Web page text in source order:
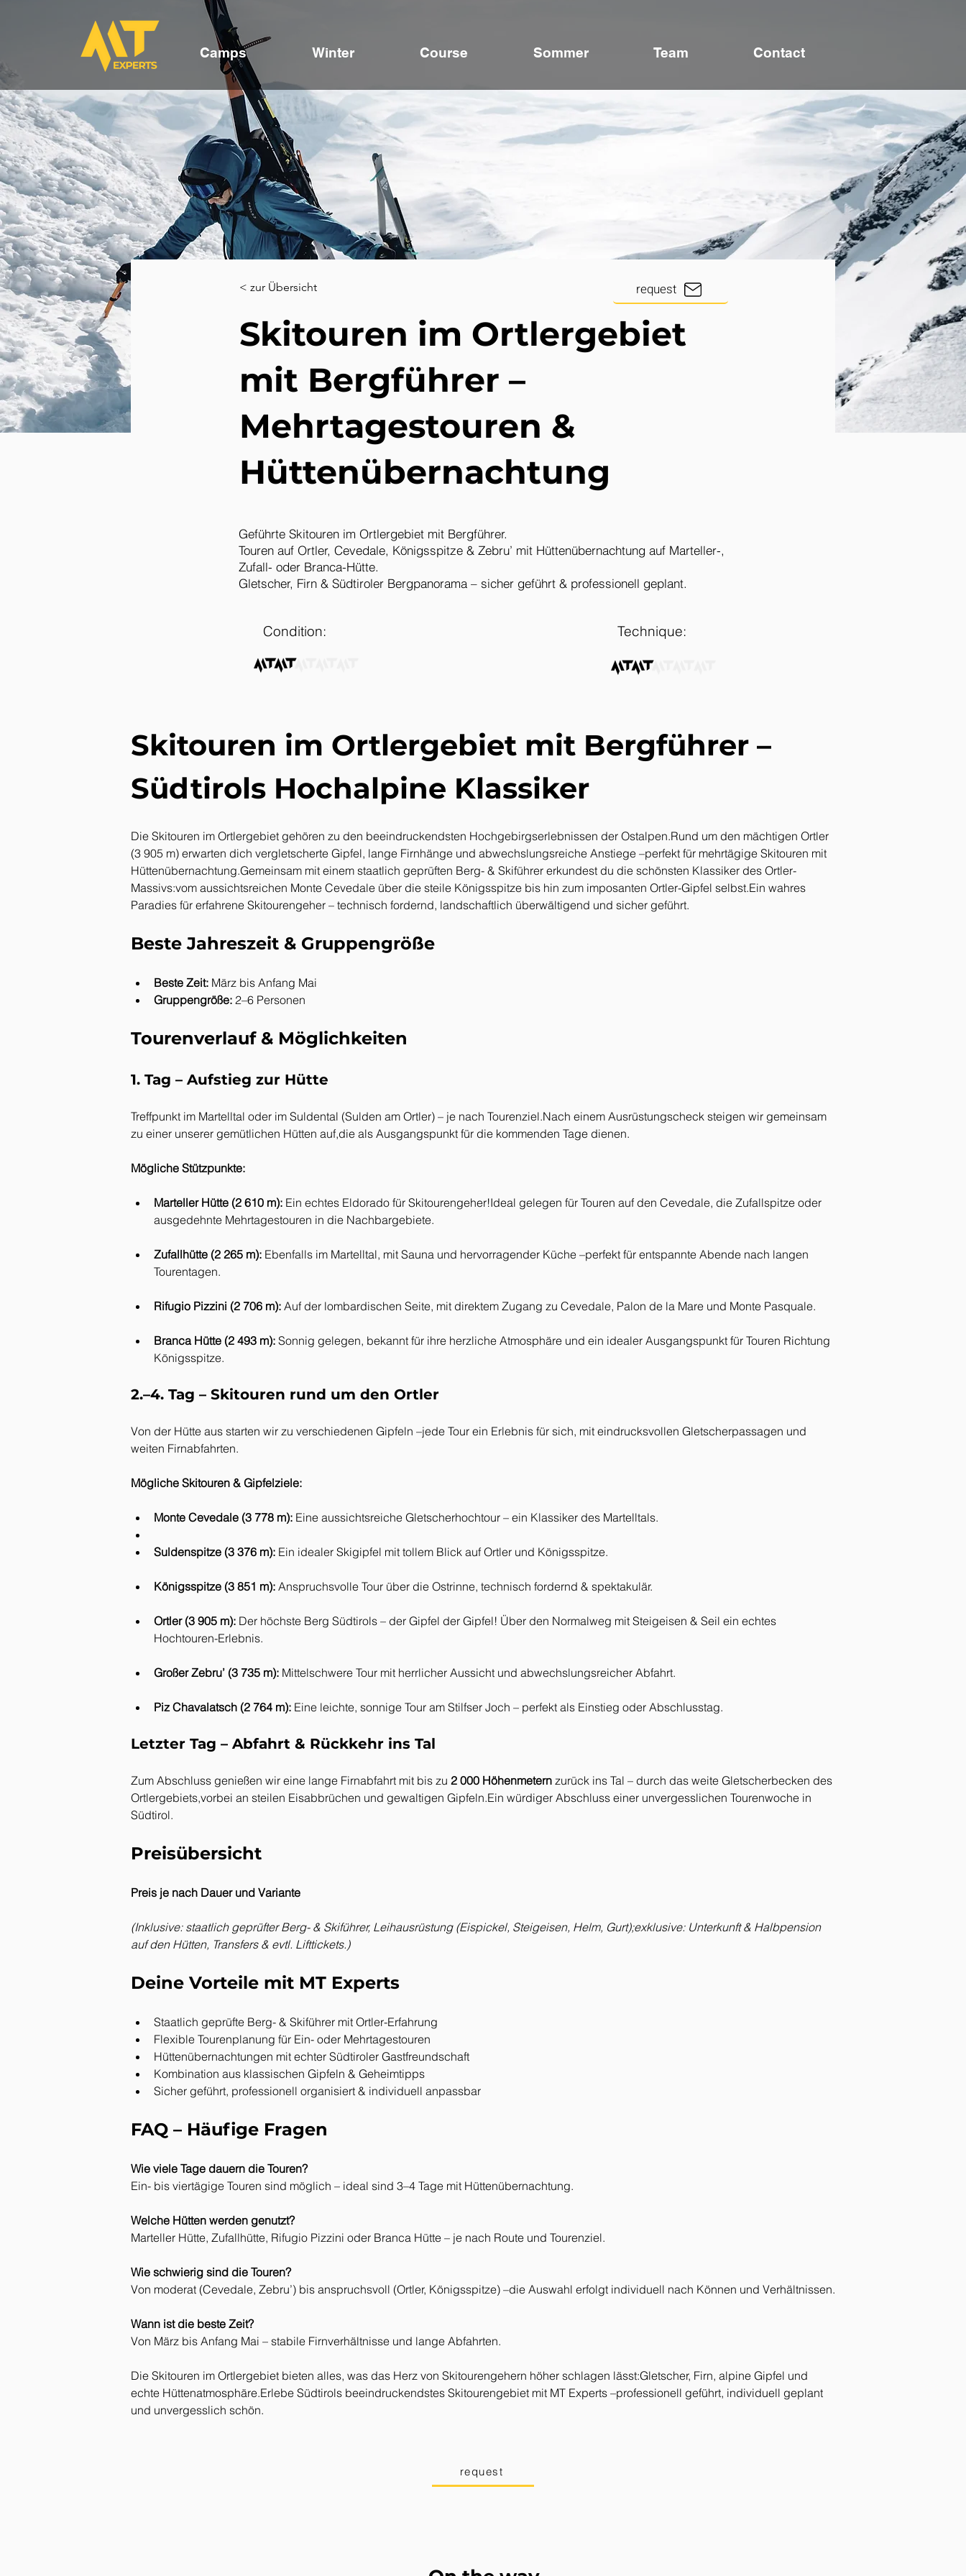
Camps Winter Course Sommer Team Contact
< zur Übersicht request
Skitouren im Ortlergebiet
mit Bergführer –
Mehrtagestouren &
Hüttenübernachtung
Geführte Skitouren im Ortlergebiet mit Bergführer.
Touren auf Ortler, Cevedale, Königsspitze & Zebru’ mit Hüttenübernachtung auf Marteller-,
Zufall- oder Branca-Hütte.
Gletscher, Firn & Südtiroler Bergpanorama – sicher geführt & professionell geplant.
Condition: Technique:
Skitouren im Ortlergebiet mit Bergführer –
Südtirols Hochalpine Klassiker
Die Skitouren im Ortlergebiet gehören zu den beeindruckendsten Hochgebirgserlebnissen der Ostalpen.Rund um den mächtigen Ortler
(3 905 m) erwarten dich vergletscherte Gipfel, lange Firnhänge und abwechslungsreiche Anstiege –perfekt für mehrtägige Skitouren mit
Hüttenübernachtung.Gemeinsam mit einem staatlich geprüften Berg- & Skiführer erkundest du die schönsten Klassiker des Ortler-
Massivs:vom aussichtsreichen Monte Cevedale über die steile Königsspitze bis hin zum imposanten Ortler-Gipfel selbst.Ein wahres
Paradies für erfahrene Skitourengeher – technisch fordernd, landschaftlich überwältigend und sicher geführt.
Beste Jahreszeit & Gruppengröße
Beste Zeit: März bis Anfang Mai
Gruppengröße: 2–6 Personen
Tourenverlauf & Möglichkeiten
1. Tag – Aufstieg zur Hütte
Treffpunkt im Martelltal oder im Suldental (Sulden am Ortler) – je nach Tourenziel.Nach einem Ausrüstungscheck steigen wir gemeinsam
zu einer unserer gemütlichen Hütten auf,die als Ausgangspunkt für die kommenden Tage dienen.
Mögliche Stützpunkte:
Marteller Hütte (2 610 m): Ein echtes Eldorado für Skitourengeher!Ideal gelegen für Touren auf den Cevedale, die Zufallspitze oder
ausgedehnte Mehrtagestouren in die Nachbargebiete.
Zufallhütte (2 265 m): Ebenfalls im Martelltal, mit Sauna und hervorragender Küche –perfekt für entspannte Abende nach langen
Tourentagen.
Rifugio Pizzini (2 706 m): Auf der lombardischen Seite, mit direktem Zugang zu Cevedale, Palon de la Mare und Monte Pasquale.
Branca Hütte (2 493 m): Sonnig gelegen, bekannt für ihre herzliche Atmosphäre und ein idealer Ausgangspunkt für Touren Richtung
Königsspitze.
2.–4. Tag – Skitouren rund um den Ortler
Von der Hütte aus starten wir zu verschiedenen Gipfeln –jede Tour ein Erlebnis für sich, mit eindrucksvollen Gletscherpassagen und
weiten Firnabfahrten.
Mögliche Skitouren & Gipfelziele:
Monte Cevedale (3 778 m): Eine aussichtsreiche Gletscherhochtour – ein Klassiker des Martelltals.
Suldenspitze (3 376 m): Ein idealer Skigipfel mit tollem Blick auf Ortler und Königsspitze.
Königsspitze (3 851 m): Anspruchsvolle Tour über die Ostrinne, technisch fordernd & spektakulär.
Ortler (3 905 m): Der höchste Berg Südtirols – der Gipfel der Gipfel! Über den Normalweg mit Steigeisen & Seil ein echtes
Hochtouren-Erlebnis.
Großer Zebru’ (3 735 m): Mittelschwere Tour mit herrlicher Aussicht und abwechslungsreicher Abfahrt.
Piz Chavalatsch (2 764 m): Eine leichte, sonnige Tour am Stilfser Joch – perfekt als Einstieg oder Abschlusstag.
Letzter Tag – Abfahrt & Rückkehr ins Tal
Zum Abschluss genießen wir eine lange Firnabfahrt mit bis zu 2 000 Höhenmetern zurück ins Tal – durch das weite Gletscherbecken des
Ortlergebiets,vorbei an steilen Eisabbrüchen und gewaltigen Gipfeln.Ein würdiger Abschluss einer unvergesslichen Tourenwoche in
Südtirol.
Preisübersicht
Preis je nach Dauer und Variante
(Inklusive: staatlich geprüfter Berg- & Skiführer, Leihausrüstung (Eispickel, Steigeisen, Helm, Gurt);exklusive: Unterkunft & Halbpension
auf den Hütten, Transfers & evtl. Lifttickets.)
Deine Vorteile mit MT Experts
Staatlich geprüfte Berg- & Skiführer mit Ortler-Erfahrung
Flexible Tourenplanung für Ein- oder Mehrtagestouren
Hüttenübernachtungen mit echter Südtiroler Gastfreundschaft
Kombination aus klassischen Gipfeln & Geheimtipps
Sicher geführt, professionell organisiert & individuell anpassbar
FAQ – Häufige Fragen
Wie viele Tage dauern die Touren?
Ein- bis viertägige Touren sind möglich – ideal sind 3–4 Tage mit Hüttenübernachtung.
Welche Hütten werden genutzt?
Marteller Hütte, Zufallhütte, Rifugio Pizzini oder Branca Hütte – je nach Route und Tourenziel.
Wie schwierig sind die Touren?
Von moderat (Cevedale, Zebru’) bis anspruchsvoll (Ortler, Königsspitze) –die Auswahl erfolgt individuell nach Können und Verhältnissen.
Wann ist die beste Zeit?
Von März bis Anfang Mai – stabile Firnverhältnisse und lange Abfahrten.
Die Skitouren im Ortlergebiet bieten alles, was das Herz von Skitourengehern höher schlagen lässt:Gletscher, Firn, alpine Gipfel und
echte Hüttenatmosphäre.Erlebe Südtirols beeindruckendstes Skitourengebiet mit MT Experts –professionell geführt, individuell geplant
und unvergesslich schön.
request